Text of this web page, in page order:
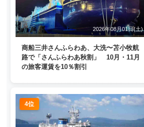
2026年08月01日(土)
商船三井さんふらわあ、大洗〜苫小牧航
路で「さんふらわあ秋割」 10月・11月
の旅客運賃を10％割引
4位